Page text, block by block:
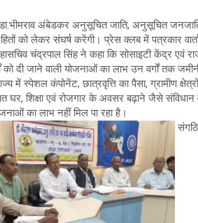
डा.भीमराव अंबेडकर अनुसूचित जाति, अनुसूचित
को लेकर संघर्ष करेंगी। प्रेस क्लब में पत्रकार
चंद्रपाल सिंह ने कहा कि सोसाइटी केंद्र एवं
को दी जाने वाली योजनाओं का लाभ उन वर्गों तक
में स्पेशल कंपोनेंट, छात्रवृत्ति का पैसा, ग्रामीण
घर, शिक्षा एवं रोजगार के अवसर बढ़ाने जैसे संविधान
का लाभ नहीं मिल पा रहा है।